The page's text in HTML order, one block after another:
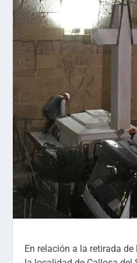
En relación a la retirada